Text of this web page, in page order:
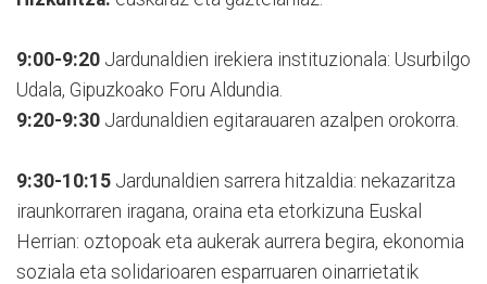
9:00-9:20 Jardunaldien irekiera instituzionala: Usurbilgo
Udala, Gipuzkoako Foru Aldundia.
9:20-9:30 Jardunaldien egitarauaren azalpen orokorra.
9:30-10:15 Jardunaldien sarrera hitzaldia: nekazaritza
iraunkorraren iragana, oraina eta etorkizuna Euskal
Herrian: oztopoak eta aukerak aurrera begira, ekonomia
soziala eta solidarioaren esparruaren oinarrietatik